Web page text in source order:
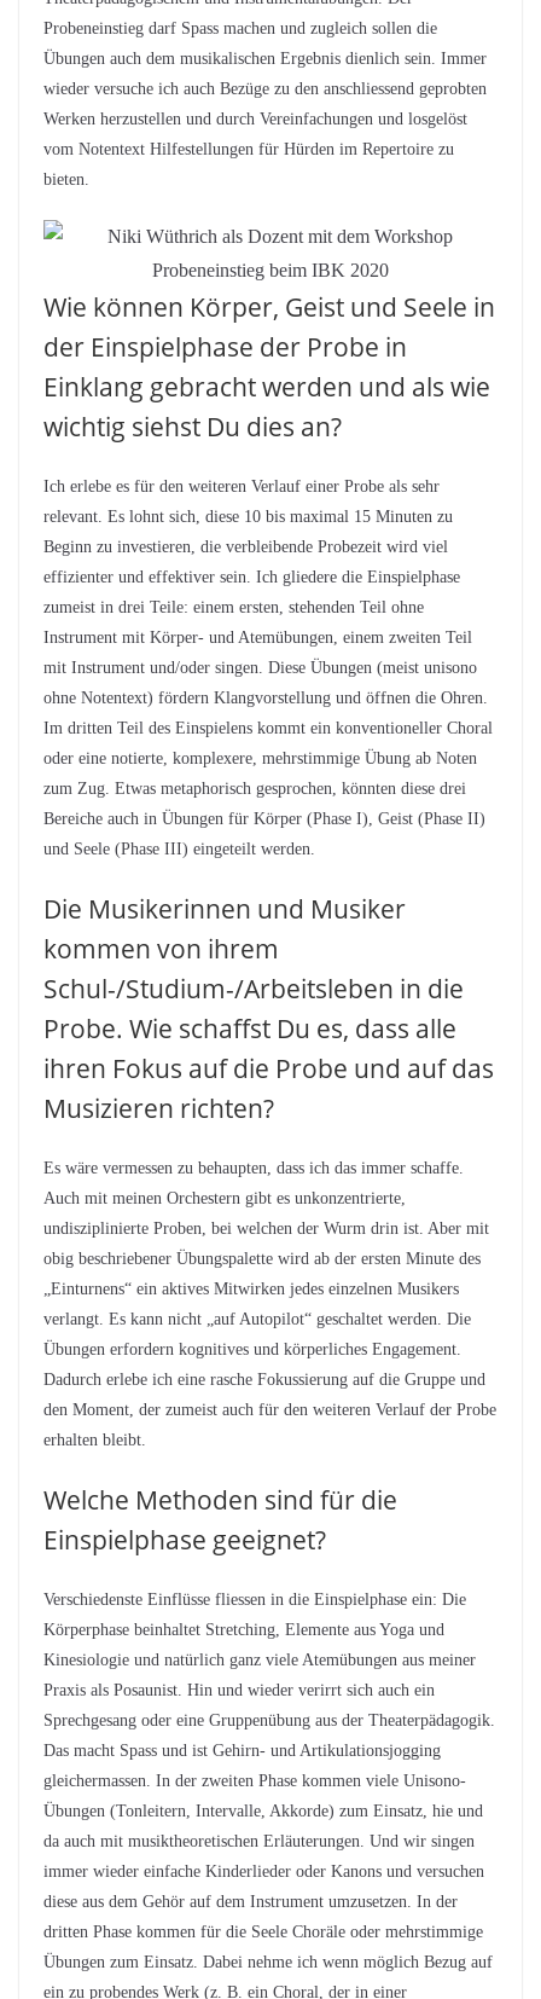
Probeneinstieg darf Spass machen und zugleich sollen die
Übungen auch dem musikalischen Ergebnis dienlich sein. Immer
wieder versuche ich auch Bezüge zu den anschliessend geprobten
Werken herzustellen und durch Vereinfachungen und losgelöst
vom Notentext Hilfestellungen für Hürden im Repertoire zu
bieten.
Wie können Körper, Geist und Seele in
der Einspielphase der Probe in
Einklang gebracht werden und als wie
wichtig siehst Du dies an?
Ich erlebe es für den weiteren Verlauf einer Probe als sehr
relevant. Es lohnt sich, diese 10 bis maximal 15 Minuten zu
Beginn zu investieren, die verbleibende Probezeit wird viel
effizienter und effektiver sein. Ich gliedere die Einspielphase
zumeist in drei Teile: einem ersten, stehenden Teil ohne
Instrument mit Körper- und Atemübungen, einem zweiten Teil
mit Instrument und/oder singen. Diese Übungen (meist unisono
ohne Notentext) fördern Klangvorstellung und öffnen die Ohren.
Im dritten Teil des Einspielens kommt ein konventioneller Choral
oder eine notierte, komplexere, mehrstimmige Übung ab Noten
zum Zug. Etwas metaphorisch gesprochen, könnten diese drei
Bereiche auch in Übungen für Körper (Phase I), Geist (Phase II)
und Seele (Phase III) eingeteilt werden.
Die Musikerinnen und Musiker
kommen von ihrem
Schul-/Studium-/Arbeitsleben in die
Probe. Wie schaffst Du es, dass alle
ihren Fokus auf die Probe und auf das
Musizieren richten?
Es wäre vermessen zu behaupten, dass ich das immer schaffe.
Auch mit meinen Orchestern gibt es unkonzentrierte,
undisziplinierte Proben, bei welchen der Wurm drin ist. Aber mit
obig beschriebener Übungspalette wird ab der ersten Minute des
„Einturnens“ ein aktives Mitwirken jedes einzelnen Musikers
verlangt. Es kann nicht „auf Autopilot“ geschaltet werden. Die
Übungen erfordern kognitives und körperliches Engagement.
Dadurch erlebe ich eine rasche Fokussierung auf die Gruppe und
den Moment, der zumeist auch für den weiteren Verlauf der Probe
erhalten bleibt.
Welche Methoden sind für die
Einspielphase geeignet?
Verschiedenste Einflüsse fliessen in die Einspielphase ein: Die
Körperphase beinhaltet Stretching, Elemente aus Yoga und
Kinesiologie und natürlich ganz viele Atemübungen aus meiner
Praxis als Posaunist. Hin und wieder verirrt sich auch ein
Sprechgesang oder eine Gruppenübung aus der Theaterpädagogik.
Das macht Spass und ist Gehirn- und Artikulationsjogging
gleichermassen. In der zweiten Phase kommen viele Unisono-
Übungen (Tonleitern, Intervalle, Akkorde) zum Einsatz, hie und
da auch mit musiktheoretischen Erläuterungen. Und wir singen
immer wieder einfache Kinderlieder oder Kanons und versuchen
diese aus dem Gehör auf dem Instrument umzusetzen. In der
dritten Phase kommen für die Seele Choräle oder mehrstimmige
Übungen zum Einsatz. Dabei nehme ich wenn möglich Bezug auf
ein zu probendes Werk (z. B. ein Choral, der in einer